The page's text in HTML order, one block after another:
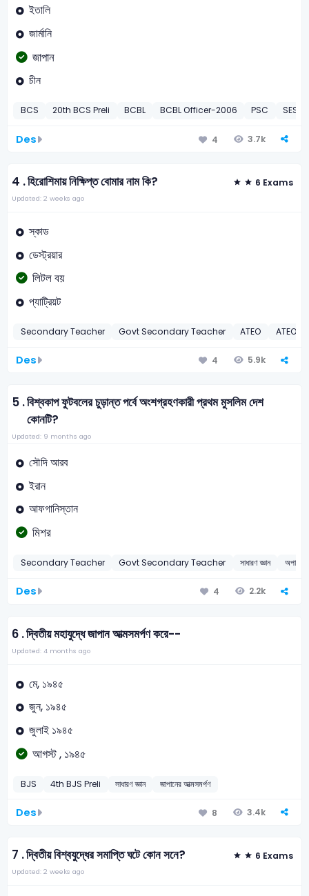
ইতালি
জার্মানি
জাপান
চীন
BCS 20th BCS Preli BCBL BCBL Officer-2006 PSC
Des 4 3.7k
4 .হিরোশিমায় নিক্ষিপ্ত বোমার নাম কি? 6 Exams
Updated: 2 weeks ago
স্কাড
ডেস্ট্রয়ার
লিটল বয়
প্যাট্রিয়ট
Secondary Teacher Govt Secondary Teacher ATEO ATEO-
Des 4 5.9k
5 .বিশ্বকাপ ফুটবলের চুড়ান্ত পর্বে অংশগ্রহণকারী প্রথম মুসলিম দেশ
কোনটি?
Updated: 9 months ago
সৌদি আরব
ইরান
আফগানিস্তান
মিশর
Secondary Teacher Govt Secondary Teacher সাধারণ জ্ঞান
Des 4 2.2k
6 .দ্বিতীয় মহাযুদ্ধে জাপান আত্মসমর্পণ করে--
Updated: 4 months ago
মে, ১৯৪৫
জুন, ১৯৪৫
জুলাই ১৯৪৫
আগস্ট , ১৯৪৫
BJS 4th BJS Preli সাধারণ জ্ঞান জাপানের আত্মসমর্পণ
Des 8 3.4k
7 .দ্বিতীয় বিশ্বযুদ্ধের সমাপ্তি ঘটে কোন সনে? 6 Exams
Updated: 2 weeks ago